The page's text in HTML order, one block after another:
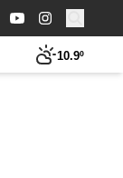
Buscar:
10.9º